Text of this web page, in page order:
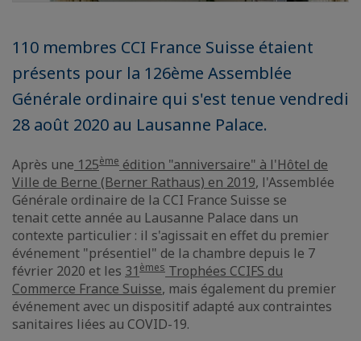
110 membres CCI France Suisse étaient
présents pour la 126ème Assemblée
Générale ordinaire qui s'est tenue vendredi
28 août 2020 au Lausanne Palace.
Après une 125ème édition "anniversaire" à l'Hôtel de
Ville de Berne (Berner Rathaus) en 2019, l'Assemblée
Générale ordinaire de la CCI France Suisse se
tenait cette année au Lausanne Palace dans un
contexte particulier : il s'agissait en effet du premier
événement "présentiel" de la chambre depuis le 7
février 2020 et les 31 èmes Trophées CCIFS du
Commerce France Suisse, mais également du premier
événement avec un dispositif adapté aux contraintes
sanitaires liées au COVID-19.